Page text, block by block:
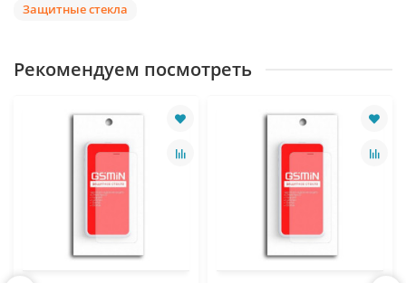
Защитные стекла
Рекомендуем посмотреть